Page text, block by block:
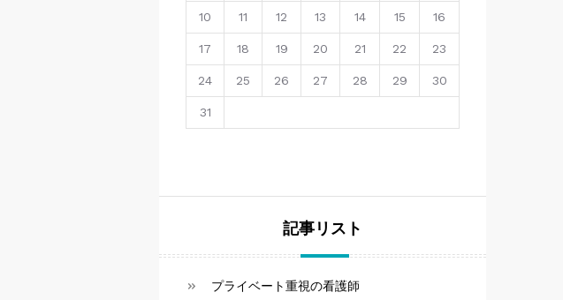
10 11 12 13 14 15 16
17 18 19 20 21 22 23
24 25 26 27 28 29 30
31
記事リスト
プライベート重視の看護師